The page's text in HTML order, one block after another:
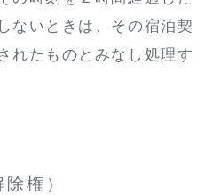
ないときは、その宿泊契
れたものとみなし処理す
権）